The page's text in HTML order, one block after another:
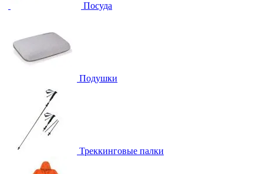
Посуда
Подушки
Треккинговые палки